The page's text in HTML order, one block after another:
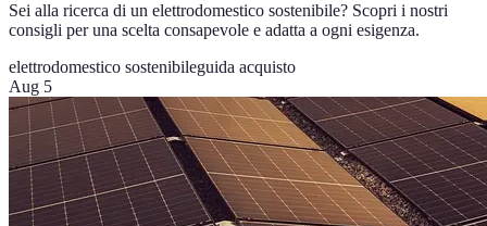
Sei alla ricerca di un elettrodomestico sostenibile? Scopri i nostri
consigli per una scelta consapevole e adatta a ogni esigenza.
elettrodomestico sostenibileguida acquisto
Aug 5